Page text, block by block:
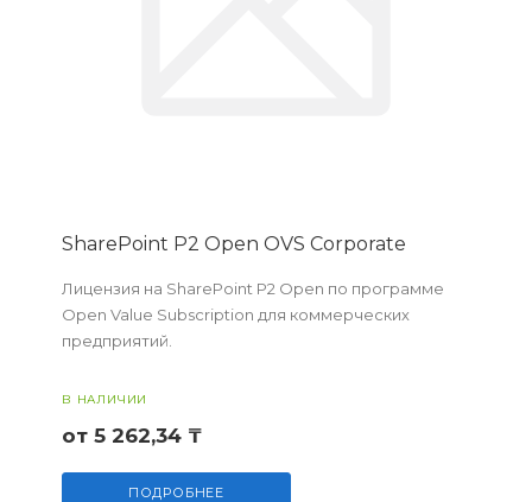
SharePoint P2 Open OVS Corporate
Лицензия на SharePoint P2 Open по программе
Open Value Subscription для коммерческих
предприятий.
В НАЛИЧИИ
от 5 262,34 ₸
ПОДРОБНЕЕ